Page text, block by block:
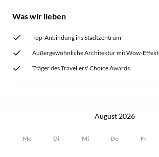
Was wir lieben
Top-Anbindung ins Stadtzentrum
Außergewöhnliche Architektur mit Wow-Effekt
Träger des Travellers' Choice Awards
August 2026
Mo Di Mi Do Fr